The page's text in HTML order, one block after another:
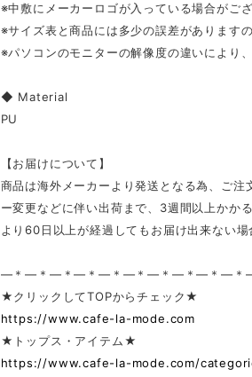
※中敷にメーカーロゴが入っている場合がござ
※サイズ表と商品には多少の誤差があります
※パソコンのモニターの解像度の違いにより
◆ Material
PU
【お届けについて】
商品は海外メーカーより発送となる為、ご
ー変更などに伴い出荷まで、3週間以上かか
より60日以上が経過してもお届け出来ない場
—＊—＊—＊—＊—＊—＊—＊—＊—＊—＊
★クリックしてTOPからチェック★
https://www.cafe-la-mode.com
★トップス・アイテム★
https://www.cafe-la-mode.com/